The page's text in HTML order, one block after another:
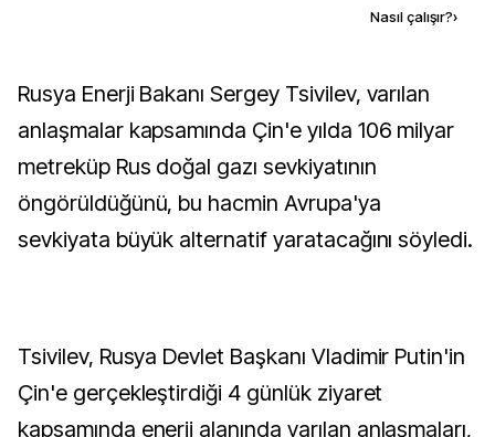
Nasıl çalışır?›
Rusya Enerji Bakanı Sergey Tsivilev, varılan
anlaşmalar kapsamında Çin'e yılda 106 milyar
metreküp Rus doğal gazı sevkiyatının
öngörüldüğünü, bu hacmin Avrupa'ya
sevkiyata büyük alternatif yaratacağını söyledi.
Tsivilev, Rusya Devlet Başkanı Vladimir Putin'in
Çin'e gerçekleştirdiği 4 günlük ziyaret
kapsamında enerji alanında varılan anlaşmaları,